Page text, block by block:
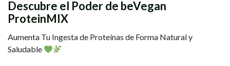
Descubre el Poder de beVegan
ProteinMIX
Aumenta Tu Ingesta de Proteínas de Forma Natural y
Saludable